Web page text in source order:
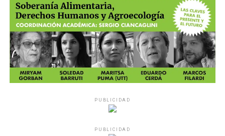
PUBLICIDAD
PUBLICIDAD